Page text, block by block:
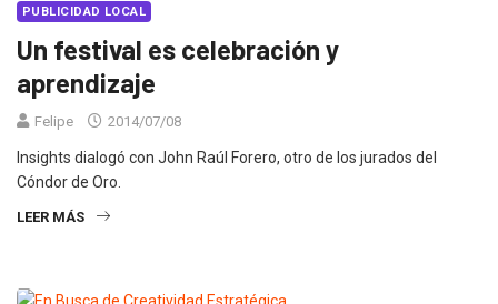
PUBLICIDAD LOCAL
Un festival es celebración y
aprendizaje
Felipe 2014/07/08
Insights dialogó con John Raúl Forero, otro de los jurados del
Cóndor de Oro.
LEER MÁS